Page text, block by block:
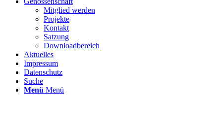
Mitglied werden
Projekte
Kontakt
Satzung
Downloadbereich
Aktuelles
Impressum
Datenschutz
Suche
Menü Menü